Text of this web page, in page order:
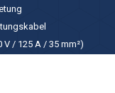
V / 125 A / 35 mm²)